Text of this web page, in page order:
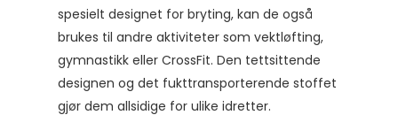
spesielt designet for bryting, kan de også
brukes til andre aktiviteter som vektløfting,
gymnastikk eller CrossFit. Den tettsittende
designen og det fukttransporterende stoffet
gjør dem allsidige for ulike idretter.